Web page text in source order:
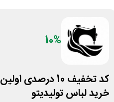
10%
کد تخفیف 10 درصدی اولین
خرید لباس تولیدیتو